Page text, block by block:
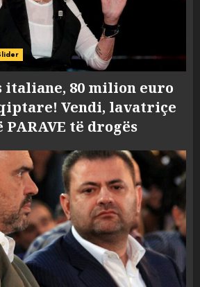
italiane, 80 milion euro
Vendi, lavatriçe
të drogës